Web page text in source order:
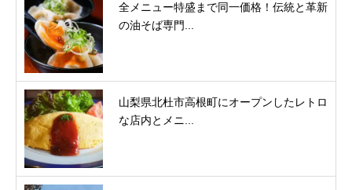
全メニュー特盛まで同一価格！伝統と革新
の油そば専門...
山梨県北杜市高根町にオープンしたレトロ
な店内とメニ...